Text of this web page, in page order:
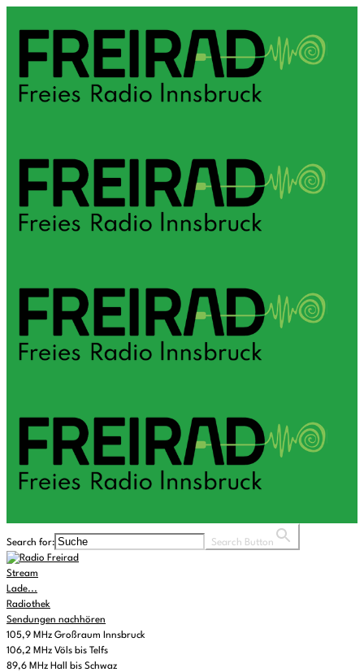
Search for: Search Button
Stream
Lade...
Radiothek
Sendungen nachhören
105,9 MHz Großraum Innsbruck
106,2 MHz Völs bis Telfs
89,6 MHz Hall bis Schwaz